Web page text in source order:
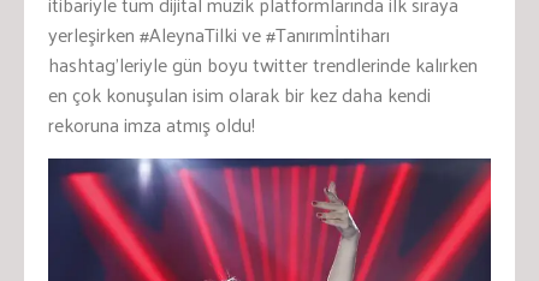
yerleşirken #AleynaTilki ve #Tanırımİntiharı
hashtag’leriyle gün boyu twitter trendlerinde kalırken
en çok konuşulan isim olarak bir kez daha kendi
rekoruna imza atmış oldu!